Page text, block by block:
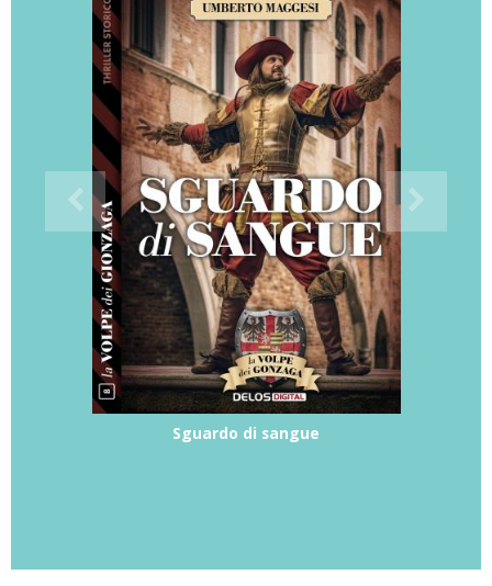
Sguardo di sangue